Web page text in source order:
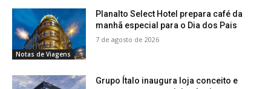
Notas de Viagens
Planalto Select Hotel prepara café da
manhã especial para o Dia dos Pais
7 de agosto de 2026
Grupo Ítalo inaugura loja conceito e